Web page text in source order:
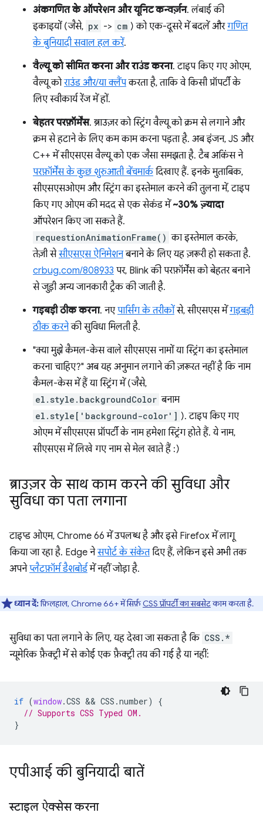
अंकगणित के ऑपरेशन और यूनिट कन्वर्ज़न. लंबाई की
इकाइयों (जैसे, px -> cm ) को एक-दूसरे में बदलें औरगणित
के बुनियादी सवाल हल करें.
वैल्यू को सीमित करना और राउंड करना. टाइप किए गए ओएम,
वैल्यू कोराउंड और/या क्लैंपकरता है, ताकि वे किसी प्रॉपर्टी के
लिए स्वीकार्य रेंज में हों.
बेहतर परफ़ॉर्मेंस. ब्राउज़र को स्ट्रिंग वैल्यू को क्रम से लगाने और
क्रम से हटाने के लिए कम काम करना पड़ता है. अब इंजन, JS और
C++ में सीएसएस वैल्यू को एक जैसा समझता है. टैब अकिंस ने
परफ़ॉर्मेंस के कुछ शुरुआती बेंचमार्कदिखाए हैं. इनके मुताबिक,
सीएसएसओएम और स्ट्रिंग का इस्तेमाल करने की तुलना में, टाइप
किए गए ओएम की मदद से एक सेकंड में ~30% ज़्यादा
ऑपरेशन किए जा सकते हैं.
requestionAnimationFrame() का इस्तेमाल करके,
तेज़ी सेसीएसएस ऐनिमेशनबनाने के लिए यह ज़रूरी हो सकता है.
crbug.com/808933 पर, Blink की परफ़ॉर्मेंस को बेहतर बनाने
से जुड़ी अन्य जानकारी ट्रैक की जाती है.
गड़बड़ी ठीक करना. नएपार्सिंग के तरीकोंसे, सीएसएस मेंगड़बड़ी
ठीक करनेकी सुविधा मिलती है.
"क्या मुझे कैमल-केस वाले सीएसएस नामों या स्ट्रिंग का इस्तेमाल
करना चाहिए?" अब यह अनुमान लगाने की ज़रूरत नहीं है कि नाम
कैमल-केस में हैं या स्ट्रिंग में (जैसे,
el.style.backgroundColor बनाम
el.style['background-color'] ). टाइप किए गए
ओएम में सीएसएस प्रॉपर्टी के नाम हमेशा स्ट्रिंग होते हैं. ये नाम,
सीएसएस में लिखे गए नाम से मेल खाते हैं :)
ब्राउज़र के साथ काम करने की सुविधा और
सुविधा का पता लगाना
टाइप्ड ओएम, Chrome 66 में उपलब्ध है और इसे Firefox में लागू
किया जा रहा है. Edge नेसपोर्ट के संकेतदिए हैं, लेकिन इसे अभी तक
अपनेप्लैटफ़ॉर्म डैशबोर्डमें नहीं जोड़ा है.
ध्यान दें:फ़िलहाल, Chrome 66+ में सिर्फ़ CSS प्रॉपर्टी का सबसेटकाम करता है.
सुविधा का पता लगाने के लिए, यह देखा जा सकता है कि CSS.*
न्यूमेरिक फ़ैक्ट्री में से कोई एक फ़ैक्ट्री तय की गई है या नहीं:
if (window.CSS && CSS .number)
{
// Supports CSS Typed OM.
}
एपीआई की बुनियादी बातें
स्टाइल ऐक्सेस करना